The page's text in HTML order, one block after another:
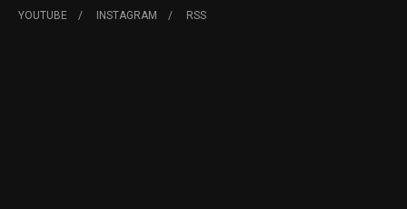
YOUTUBE
INSTAGRAM RSS